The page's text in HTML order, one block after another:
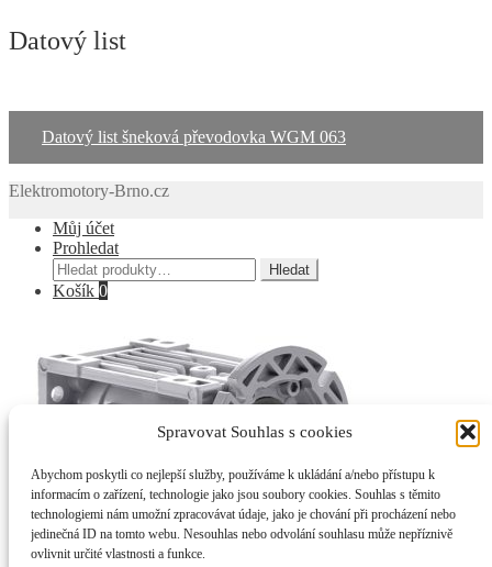
Spravovat Souhlas s cookies
Abychom poskytli co nejlepší služby, používáme k ukládání a/nebo přístupu k
informacím o zařízení, technologie jako jsou soubory cookies. Souhlas s těmito
technologiemi nám umožní zpracovávat údaje, jako je chování při procházení nebo
jedinečná ID na tomto webu. Nesouhlas nebo odvolání souhlasu může nepříznivě
ovlivnit určité vlastnosti a funkce.
Datový list
Datový list šneková převodovka WGM 063
Elektromotory-Brno.cz
Můj účet
Prohledat
Hledat:
Hledat
Košík 0